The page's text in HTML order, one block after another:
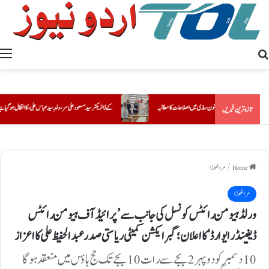
تازہ ترین خبریں S S ACADEMY کے ڈائریکٹر سید مسعود علی سر، ولدِ سید عباس علی، کا انتقال ہو گیا ہے۔ اور قانون سازی میں اصلاحات کا مطالبہ
/ مراٹھوڑ ا
مراٹھوڑ ا
ورلڈ ہیومن رائٹس کونسل کی جانب سے ’پرائیڈ آف ہیومن رائٹس
ڈیفینڈر ایوارڈ‘ کا اعلان؛ گبر ایکشن کمیٹی ریاستی صدر عبدالحفیظ علی کا اعزاز
10 دسمبر کو دوپہر 2 بجے سے رات 10 بجے تک حج ہاؤس میں منعقد ہوگا